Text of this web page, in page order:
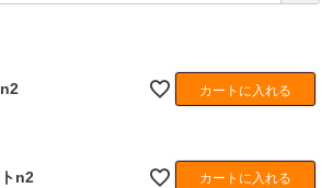
カートに入れる
n2 カートに入れる